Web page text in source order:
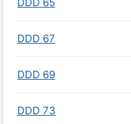
DDD 65
DDD 67
DDD 69
DDD 73